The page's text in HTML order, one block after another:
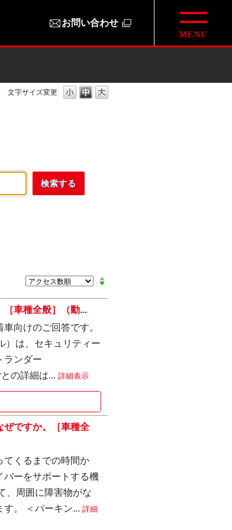
お問い合わせ
文字サイズ変更
［車種全般］（動...
向けのご回答です。
）は、セキュリティー
ランダー
の詳細は... 詳細表示
ぜですか。［車種全
てくるまでの時間か
バーをサポートする機
、周囲に障害物がな
。 ＜パーキン... 詳細